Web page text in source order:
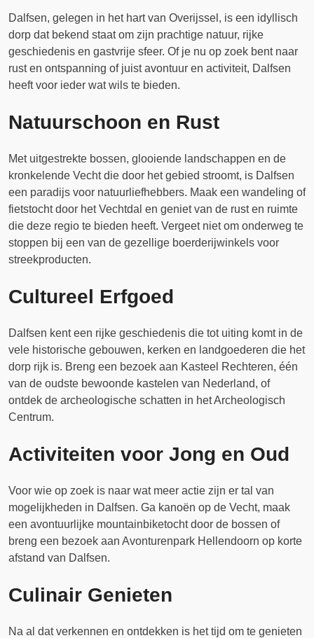
Dalfsen, gelegen in het hart van Overijssel, is een idyllisch
dorp dat bekend staat om zijn prachtige natuur, rijke
geschiedenis en gastvrije sfeer. Of je nu op zoek bent naar
rust en ontspanning of juist avontuur en activiteit, Dalfsen
heeft voor ieder wat wils te bieden.
Natuurschoon en Rust
Met uitgestrekte bossen, glooiende landschappen en de
kronkelende Vecht die door het gebied stroomt, is Dalfsen
een paradijs voor natuurliefhebbers. Maak een wandeling of
fietstocht door het Vechtdal en geniet van de rust en ruimte
die deze regio te bieden heeft. Vergeet niet om onderweg te
stoppen bij een van de gezellige boerderijwinkels voor
streekproducten.
Cultureel Erfgoed
Dalfsen kent een rijke geschiedenis die tot uiting komt in de
vele historische gebouwen, kerken en landgoederen die het
dorp rijk is. Breng een bezoek aan Kasteel Rechteren, één
van de oudste bewoonde kastelen van Nederland, of
ontdek de archeologische schatten in het Archeologisch
Centrum.
Activiteiten voor Jong en Oud
Voor wie op zoek is naar wat meer actie zijn er tal van
mogelijkheden in Dalfsen. Ga kanoën op de Vecht, maak
een avontuurlijke mountainbiketocht door de bossen of
breng een bezoek aan Avonturenpark Hellendoorn op korte
afstand van Dalfsen.
Culinair Genieten
Na al dat verkennen en ontdekken is het tijd om te genieten